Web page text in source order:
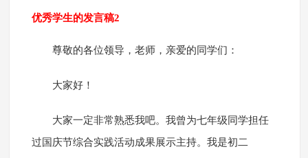
优秀学生的发言稿2
尊敬的各位领导，老师，亲爱的同学们：
大家好！
大家一定非常熟悉我吧。我曾为七年级同学担任
过国庆节综合实践活动成果展示主持。我是初二